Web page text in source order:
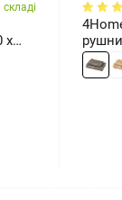
складі
x
см